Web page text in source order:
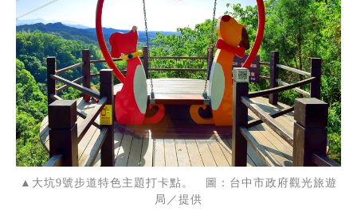
▲大坑9號步道特色主題打卡點。 圖：台中市政府觀光旅遊
局／提供